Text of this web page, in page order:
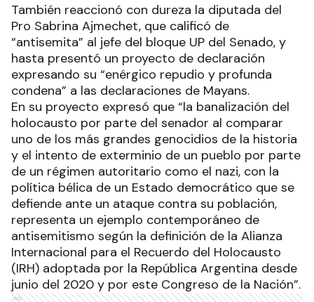
También reaccionó con dureza la diputada del
Pro Sabrina Ajmechet, que calificó de
“antisemita” al jefe del bloque UP del Senado, y
hasta presentó un proyecto de declaración
expresando su “enérgico repudio y profunda
condena” a las declaraciones de Mayans.
En su proyecto expresó que “la banalización del
holocausto por parte del senador al comparar
uno de los más grandes genocidios de la historia
y el intento de exterminio de un pueblo por parte
de un régimen autoritario como el nazi, con la
política bélica de un Estado democrático que se
defiende ante un ataque contra su población,
representa un ejemplo contemporáneo de
antisemitismo según la definición de la Alianza
Internacional para el Recuerdo del Holocausto
(IRH) adoptada por la República Argentina desde
junio del 2020 y por este Congreso de la Nación”.
Ads